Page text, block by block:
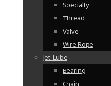
Specialty
Thread
Valve
Wire Rope
Jet-Lube
Bearing
Chain